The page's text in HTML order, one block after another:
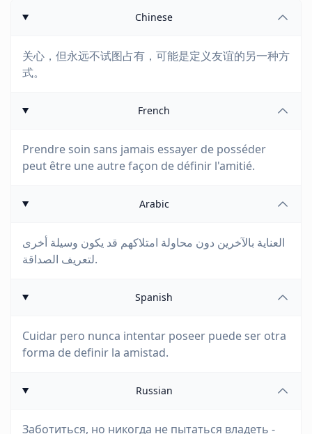
Chinese
关心，但永远不试图占有，可能是定义友谊的另一种方
式。
French
Prendre soin sans jamais essayer de posséder
peut être une autre façon de définir l'amitié.
Arabic
العناية بالآخرين دون محاولة امتلاكهم قد يكون وسيلة أخرى
لتعريف الصداقة.
Spanish
Cuidar pero nunca intentar poseer puede ser otra
forma de definir la amistad.
Russian
Заботиться, но никогда не пытаться владеть -